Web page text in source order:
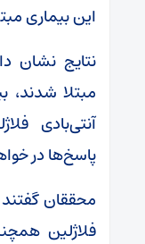
این بیماری
نتایج نشان
آنتی‌بادی
پاسخ‌ها در
محققان
فلاژلین